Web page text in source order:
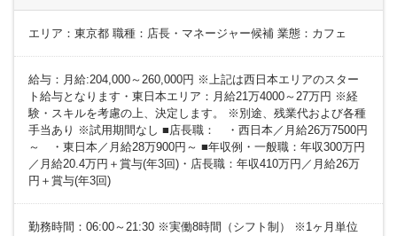
エリア：東京都 職種：店長・マネージャー候補 業態：カフェ
給与：月給:204,000～260,000円 ※上記は西日本エリアのスター
ト給与となります・東日本エリア：月給21万4000～27万円 ※経
験・スキルを考慮の上、決定します。 ※別途、残業代および各種
手当あり ※試用期間なし ■店長職： ・西日本／月給26万7500円
～ ・東日本／月給28万900円～ ■年収例・一般職：年収300万円
／月給20.4万円＋賞与(年3回)・店長職：年収410万円／月給26万
円＋賞与(年3回)
勤務時間：06:00～21:30 ※実働8時間（シフト制） ※1ヶ月単位